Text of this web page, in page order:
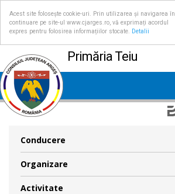
Acest site folosește cookie-uri. Prin utilizarea și navigarea în
continuare pe site-ul www.cjarges.ro, vă exprimați acordul
expres pentru folosirea informațiilor stocate.
Detalii
Primăria Teiu
Conducere
Organizare
Activitate